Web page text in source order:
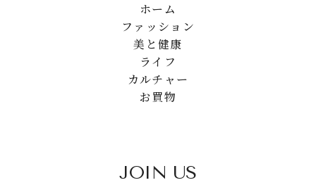
ホーム
ファッション
美と健康
ライフ
カルチャー
お買物
JOIN US